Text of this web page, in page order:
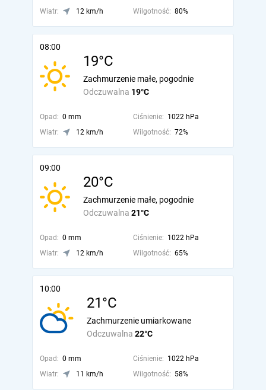
Wiatr: 12 km/h Wilgotność: 80%
08:00
19°C
Odczuwalna 19°C
Zachmurzenie małe, pogodnie
Opad: 0 mm Ciśnienie: 1022 hPa
Wiatr:
12 km/h Wilgotność: 72%
09:00
20°C
Odczuwalna 21°C
Zachmurzenie małe, pogodnie
Opad: 0 mm Ciśnienie: 1022 hPa
Wiatr:
12 km/h Wilgotność: 65%
10:00
21°C
Odczuwalna 22°C
Zachmurzenie umiarkowane
Opad: 0 mm Ciśnienie: 1022 hPa
Wiatr:
11 km/h Wilgotność: 58%